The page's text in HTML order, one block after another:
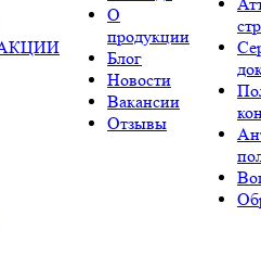
О
продукции
Блог
Новости
Вакансии
Отзывы